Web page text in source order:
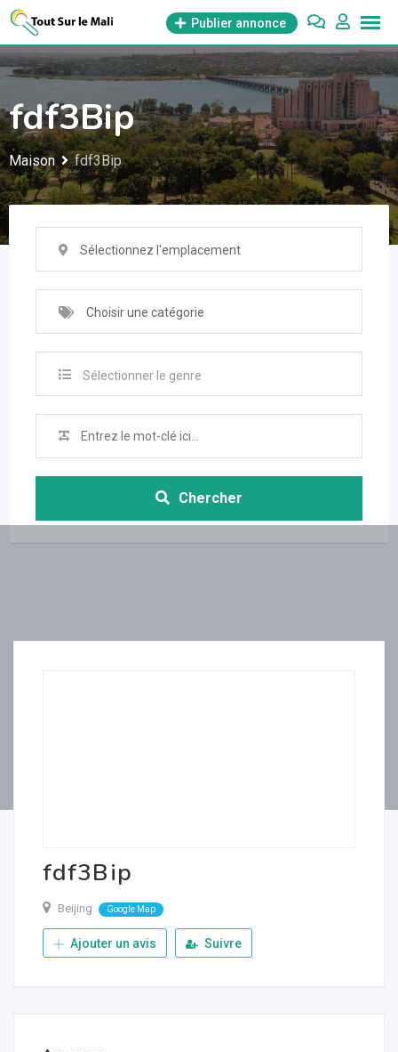
Aller
contenu
Publier annonce
fdf3Bip
Maison fdf3Bip
Sélectionnez l'emplacement
Choisir une catégorie
Sélectionner le genre
Chercher
fdf3Bip
Beijing Google Map
Ajouter un avis Suivre